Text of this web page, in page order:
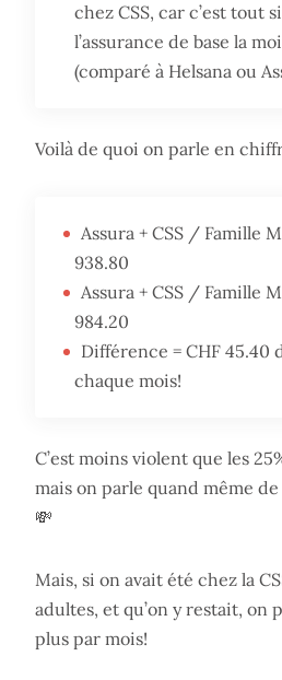
chez CSS, car c’est tout
l’assurance de base la
(comparé à Helsana ou
Voilà de quoi on parle en
Assura + CSS / Famille
938.80
Assura + CSS / Famille
984.20
Différence = CHF 45.40
chaque mois!
C’est moins violent que les
mais on parle quand même
💸
Mais, si on avait été chez la
adultes, et qu’on y restait, on
plus par mois!